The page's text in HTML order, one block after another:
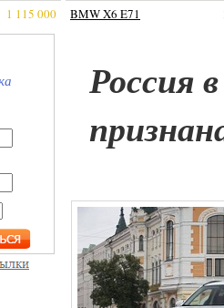
1 115 000 BMW X6 E71
Россия